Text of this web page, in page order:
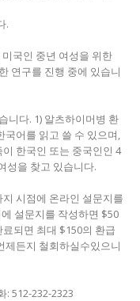
.
국인 중년 여성을 위한
연구를 진행 중에 있습니
니다. 1) 알츠하이머병 환
국어를 읽고 쓸 수 있으며,
한국인 또는 중국인인 4
성을 찾고 있습니다.
시점에 온라인 설문지를
설문지를 작성하면 $50
되면 최대 $150의 환급
제든지 철회하실수있으니
: 512-232-2323